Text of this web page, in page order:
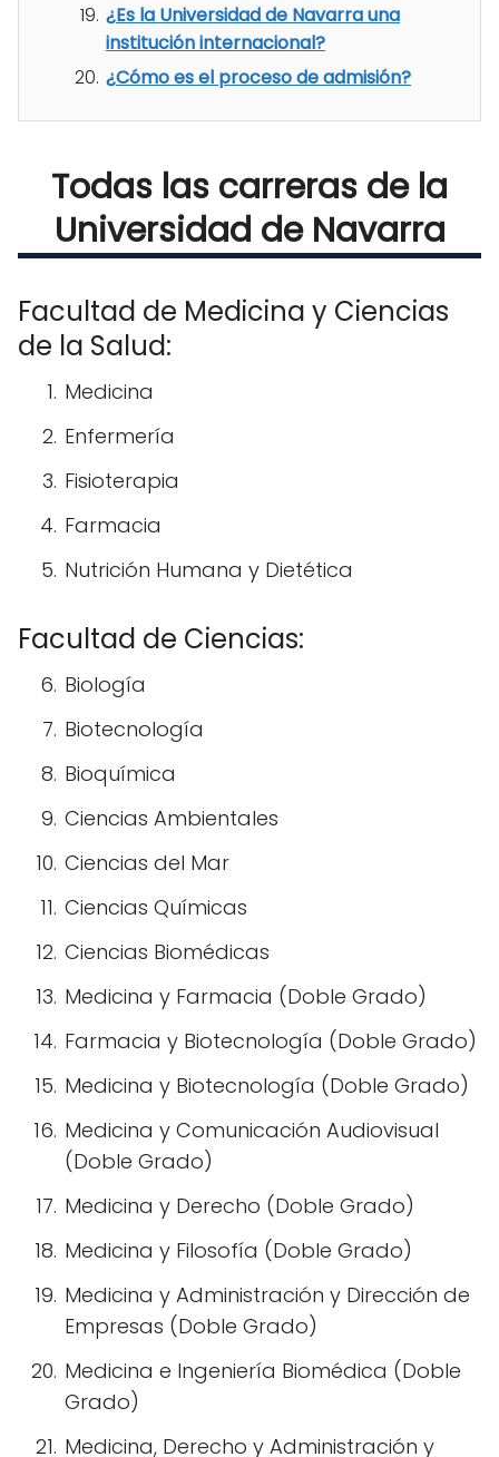
¿Es la Universidad de Navarra una
institución internacional?
¿Cómo es el proceso de admisión?
Todas las carreras de la
Universidad de Navarra
Facultad de Medicina y Ciencias
de la Salud:
Medicina
Enfermería
Fisioterapia
Farmacia
Nutrición Humana y Dietética
Facultad de Ciencias:
Biología
Biotecnología
Bioquímica
Ciencias Ambientales
Ciencias del Mar
Ciencias Químicas
Ciencias Biomédicas
Medicina y Farmacia (Doble Grado)
Farmacia y Biotecnología (Doble Grado)
Medicina y Biotecnología (Doble Grado)
Medicina y Comunicación Audiovisual
(Doble Grado)
Medicina y Derecho (Doble Grado)
Medicina y Filosofía (Doble Grado)
Medicina y Administración y Dirección de
Empresas (Doble Grado)
Medicina e Ingeniería Biomédica (Doble
Grado)
Medicina, Derecho y Administración y